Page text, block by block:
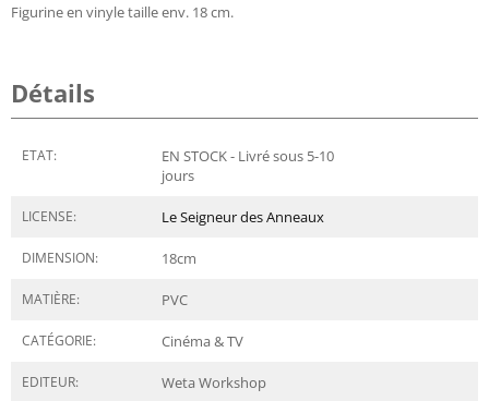
Figurine en vinyle taille env. 18 cm.
Détails
ETAT:
EN STOCK - Livré sous 5-10
jours
LICENSE: Le Seigneur des Anneaux
DIMENSION: 18cm
MATIÈRE: PVC
CATÉGORIE: Cinéma & TV
EDITEUR: Weta Workshop